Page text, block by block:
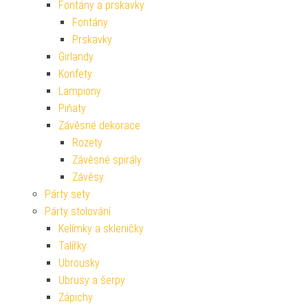
Fontány a prskavky
Fontány
Prskavky
Girlandy
Konfety
Lampiony
Piňaty
Závěsné dekorace
Rozety
Závěsné spirály
Závěsy
Párty sety
Párty stolování
Kelímky a skleničky
Talířky
Ubrousky
Ubrusy a šerpy
Zápichy